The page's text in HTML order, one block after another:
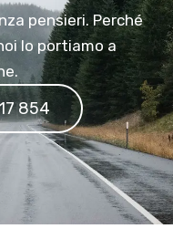
pensieri. Perché
lo portiamo a
854